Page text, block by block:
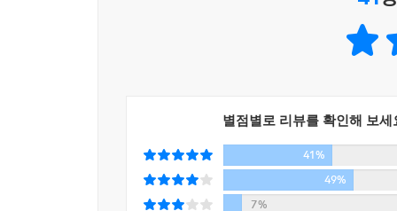
글자를 배우기도 전에 읍내 상
보고 외워 선생님 앞에서 읊어댄다. 그로 인해
전자계산기보다 빠른 암산능력으로 주목받던 그
「공중관람차 타는 여자」도심의 가장 도드라진
대한 도피처로 결혼을 선택했던 그녀는 어느 날
독신을 고집하고 있다는 그 신인감독은, 수진이
이십대 초반 무렵 앳되었던 자신과 닮아 있는데……
별점별로 리뷰를 확인해 보세
41%
49%
7%